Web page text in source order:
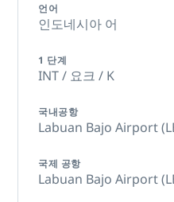
언어
인도네시아 어
1 단계
INT / 요크 / K
국내공항
Labuan Bajo Airport
국제 공항
Labuan Bajo Airport